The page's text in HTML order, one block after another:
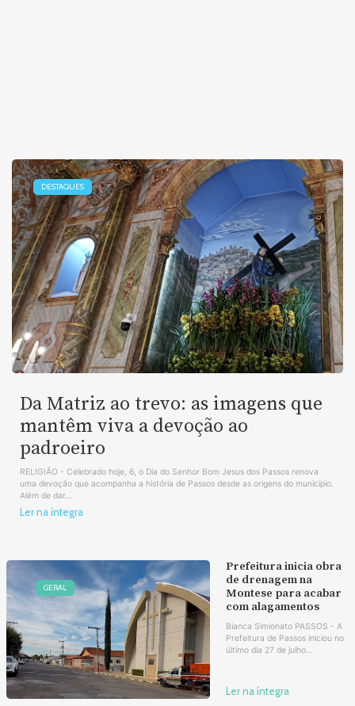
DESTAQUES
Da Matriz ao trevo: as imagens que
mantêm viva a devoção ao
padroeiro
RELIGIÃO - Celebrado hoje, 6, o Dia do Senhor Bom Jesus dos Passos renova
uma devoção que acompanha a história de Passos desde as origens do município.
Além de dar...
Ler na íntegra
GERAL
Prefeitura inicia obra
de drenagem na
Montese para acabar
com alagamentos
Bianca Simionato PASSOS - A
Prefeitura de Passos iniciou no
último dia 27 de julho...
Ler na íntegra